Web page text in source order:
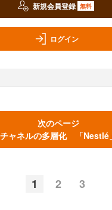
新規会員登録 無料
ログイン
次のページ
ャネルの多層化 「Nestlé
1 2 3